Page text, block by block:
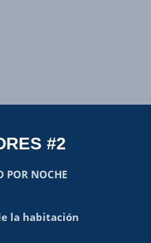
#2
POR NOCHE
la habitación